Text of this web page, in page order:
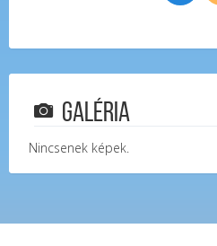
Galéria
Nincsenek képek.